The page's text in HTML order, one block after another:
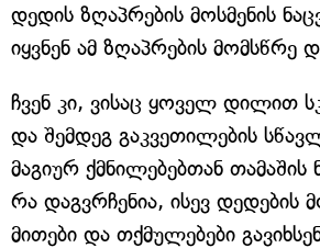
დედის ზღაპრების მოსმენის
იყვნენ ამ ზღაპრების მომსწრე
ჩვენ კი, ვისაც ყოველ დილით
და შემდეგ გაკვეთილების
მაგიურ ქმნილებებთან თამაშის
რა დაგვრჩენია, ისევ
მითები და თქმულებები